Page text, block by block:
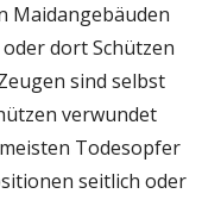
Maidangebäuden
dort Schützen
sind selbst
verwundet
Todesopfer
seitlich oder